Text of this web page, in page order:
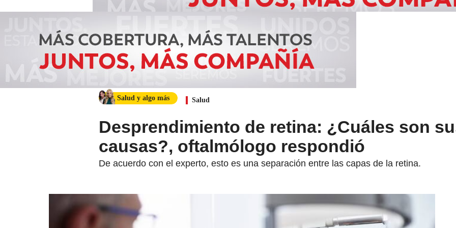
Salud y algo más Salud
Desprendimiento de retina: ¿Cuáles son
causas?, oftalmólogo respondió
De acuerdo con el experto, esto es una separación entre las capas de la retina.